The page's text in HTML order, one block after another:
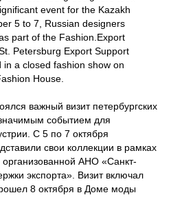
event for the Kazakh
5 to 7, Russian designers
part of the Fashion.Export
Petersburg Export Support
a closed fashion show on
House.
важный визит петербургских
событием для
С 5 по 7 октября
свои коллекции в рамках
АНО «Санкт-
экспорта». Визит включал
8 октября в Доме моды